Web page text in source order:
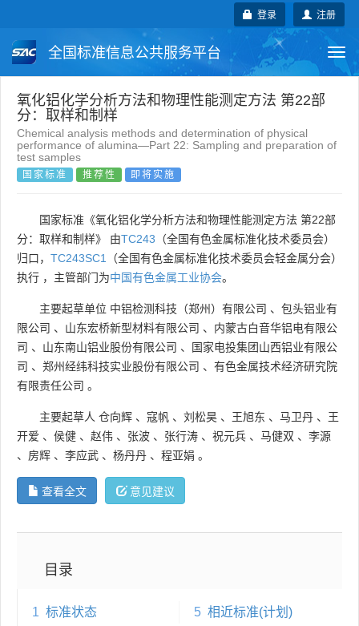
注册
登录
全国标准信息公共服务平台
国家标准 行业标准 地方标准
团体标准 企业标准 国际标准
国外标准 技术委员会
氧化铝化学分析方法和物理性能测定方法 第22部
分：取样和制样
Chemical analysis methods and determination of physical
performance of alumina—Part 22: Sampling and preparation of
test samples
国家标准 推荐性 即将实施
国家标准《氧化铝化学分析方法和物理性能测定方法 第22部
分：取样和制样》 由TC243 （全国有色金属标准化技术委员会）
归口， TC243SC1
（全国有色金属标准化技术委员会轻金属分会）
执行 ，主管部门为中国有色金属工业协会。
主要起草单位 中铝检测科技（郑州）有限公司 、 包头铝业有
限公司 、 山东宏桥新型材料有限公司 、 内蒙古白音华铝电有限公
司 、 山东南山铝业股份有限公司 、
国家电投集团山西铝业有限公
司 、 郑州经纬科技实业股份有限公司 、 有色金属技术经济研究院
有限责任公司 。
主要起草人 仓向辉 、 寇帆 、 刘松昊 、 王旭东 、 马卫丹 、 王
开爱 、 侯健 、 赵伟 、 张波 、 张行涛 、 祝元兵 、 马健双 、 李源
、 房辉 、 李应武 、 杨丹丹 、 程亚娟 。
查看全文 意见建议
目录
1 标准状态
5 相近标准(计划)